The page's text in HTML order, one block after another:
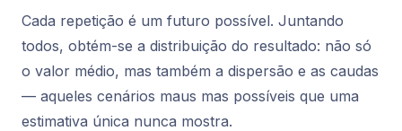
Cada repetição é um futuro possível. Juntando
todos, obtém-se a distribuição do resultado: não só
o valor médio, mas também a dispersão e as caudas
— aqueles cenários maus mas possíveis que uma
estimativa única nunca mostra.